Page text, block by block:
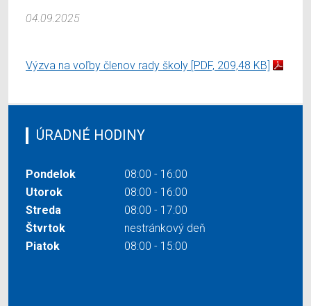
04.09.2025
Výzva na voľby členov rady školy [PDF, 209,48 KB]
ÚRADNÉ HODINY
Pondelok
08:00 - 16:00
Utorok
08:00 - 16:00
Streda
08:00 - 17:00
Štvrtok
nestránkový deň
Piatok
08:00 - 15:00